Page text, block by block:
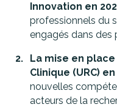
Innovation en
professionnels du
engagés dans des
La mise en
Clinique (URC) en
nouvelles
acteurs de la